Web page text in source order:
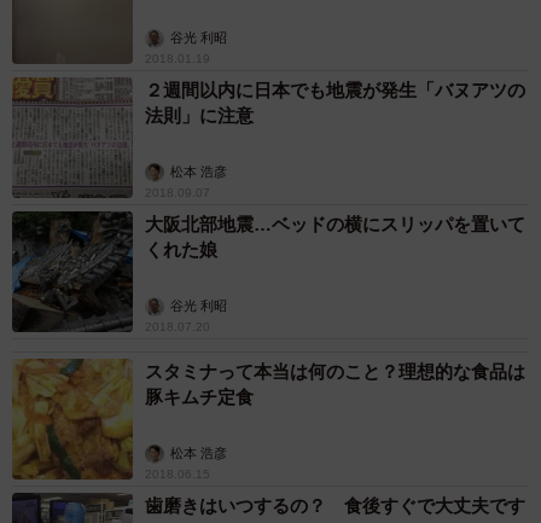
谷光 利昭
2018.01.19
２週間以内に日本でも地震が発生「バヌアツの
法則」に注意
松本 浩彦
2018.09.07
大阪北部地震…ベッドの横にスリッパを置いて
くれた娘
谷光 利昭
2018.07.20
スタミナって本当は何のこと？理想的な食品は
豚キムチ定食
松本 浩彦
2018.06.15
歯磨きはいつするの？ 食後すぐで大丈夫です